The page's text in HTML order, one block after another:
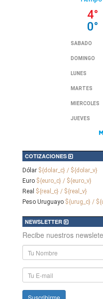
COTIZACIONES
Dólar ${dolar_c} / ${dolar_v}
Euro ${euro_c} / ${euro_v}
Real ${real_c} / ${real_v}
Peso Uruguayo ${urug_c} /
NEWSLETTER
Recibe nuestros
Nombre
y
Apellido
E-
mail